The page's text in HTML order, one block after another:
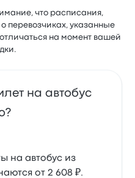
что расписания,
указанные
на момент вашей
на автобус
на автобус из
от 2 608 ₽.